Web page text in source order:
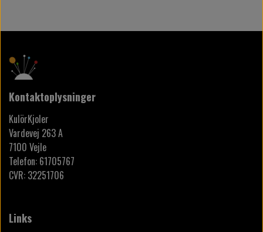
Kontaktoplysninger
KulörKjoler
Vardevej 263 A
7100 Vejle
Telefon: 61705767
CVR: 32251706
Links